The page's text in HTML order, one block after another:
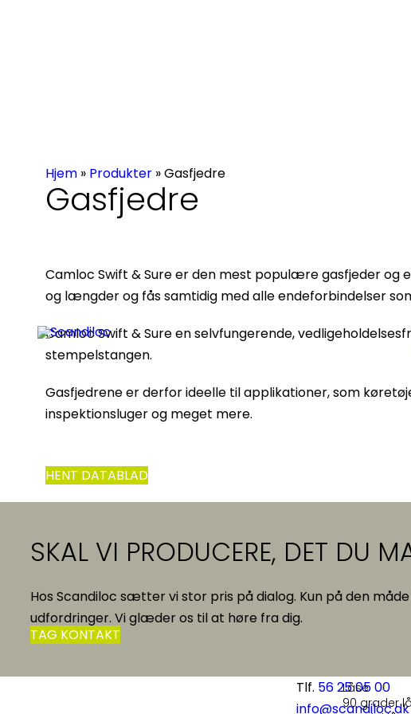
Låse
90 grader
Hjem » Produkter »Gasfjedre
Gasfjedre
Camloc Swift & Sure er den mest populære gasfjeder og
og længder og fås samtidig med alle endeforbindelser
Camloc Swift & Sure en selvfungerende,
stempelstangen.
Gasfjedrene er derfor ideelle til applikationer, som
inspektionsluger og meget mere.
HENT DATABLAD
SKAL VI PRODUCERE, DET DU
Hos Scandiloc sætter vi stor pris på dialog. Kun på den
udfordringer. Vi glæder os til at høre fra dig.
TAG KONTAKT
Tlf. 56 25 05 00
info@scandiloc.dk